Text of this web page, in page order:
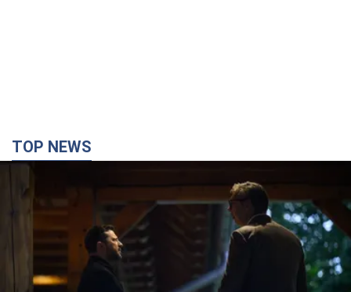
TOP NEWS